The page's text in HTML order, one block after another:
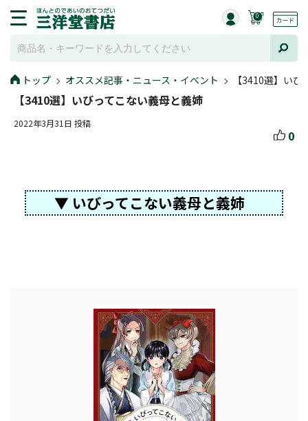
0
トップ オススメ記事・ニュース・イベント 【3410選】い
【3410選】いびってこない義母と義姉
2022年3月31日 投稿
0
▼ いびってこない義母と義姉